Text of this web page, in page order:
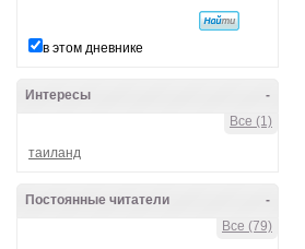
в этом дневнике
-
Интересы
Все (1)
таиланд
-
Постоянные читатели
Все (79)